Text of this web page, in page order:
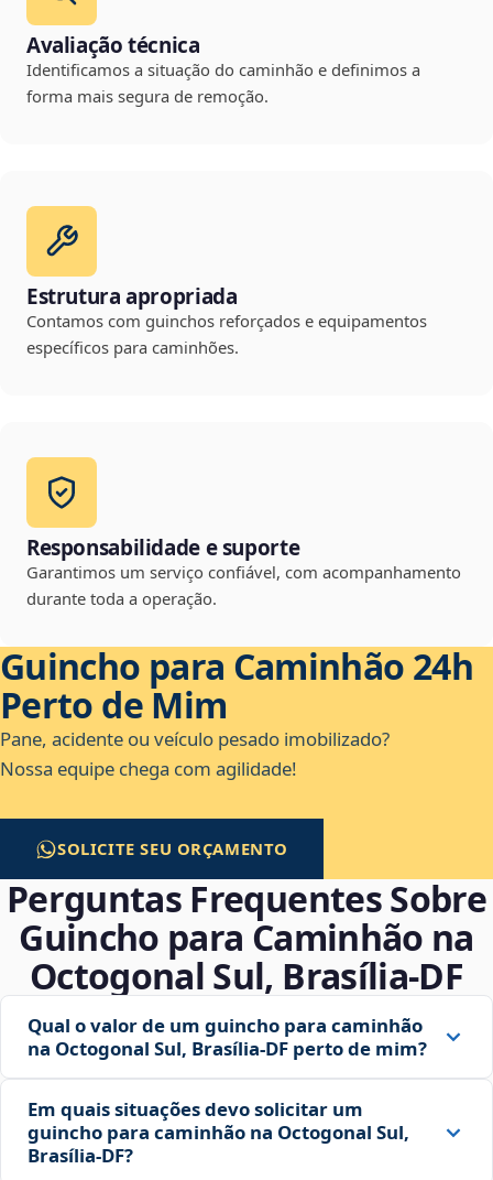
Avaliação técnica
Identificamos a situação do caminhão e definimos a
forma mais segura de remoção.
Estrutura apropriada
Contamos com guinchos reforçados e equipamentos
específicos para caminhões.
Responsabilidade e suporte
Garantimos um serviço confiável, com acompanhamento
durante toda a operação.
Guincho para Caminhão 24h
Perto de Mim
Pane, acidente ou veículo pesado imobilizado?
Nossa equipe chega com agilidade!
SOLICITE SEU ORÇAMENTO
Perguntas Frequentes Sobre
Guincho para Caminhão na
Octogonal Sul, Brasília‑DF
Qual o valor de um guincho para caminhão
na Octogonal Sul, Brasília‑DF perto de mim?
Em quais situações devo solicitar um
guincho para caminhão na Octogonal Sul,
Brasília‑DF?